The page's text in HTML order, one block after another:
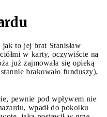
to jej brat Stanisław
w karty, oczywiście na
już zajmowała się opieką
brakowało funduszy),
pewnie pod wpływem nie
wpadł do pokoiku